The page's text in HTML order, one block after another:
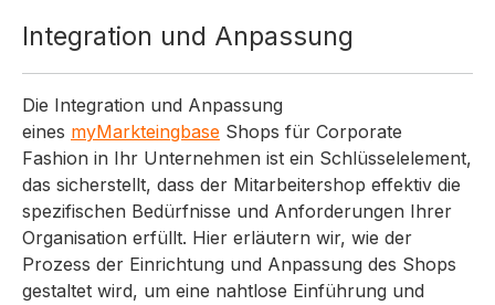
Integration und Anpassung
Die Integration und Anpassung
eines myMarkteingbase Shops für Corporate
Fashion in Ihr Unternehmen ist ein Schlüsselelement,
das sicherstellt, dass der Mitarbeitershop effektiv die
spezifischen Bedürfnisse und Anforderungen Ihrer
Organisation erfüllt. Hier erläutern wir, wie der
Prozess der Einrichtung und Anpassung des Shops
gestaltet wird, um eine nahtlose Einführung und